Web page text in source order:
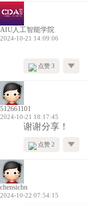
AIU人工智能学院
2024-10-21 14:09:06
点赞 3
512661101
2024-10-21 18:17:45
谢谢分享！
点赞 2
chensichn
2024-10-22 07:54:15